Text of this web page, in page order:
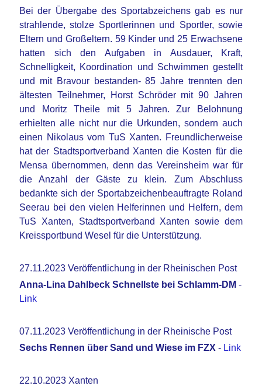
Bei der Übergabe des Sportabzeichens gab es nur
strahlende, stolze Sportlerinnen und Sportler, sowie
Eltern und Großeltern. 59 Kinder und 25 Erwachsene
hatten sich den Aufgaben in Ausdauer, Kraft,
Schnelligkeit, Koordination und Schwimmen gestellt
und mit Bravour bestanden- 85 Jahre trennten den
ältesten Teilnehmer, Horst Schröder mit 90 Jahren
und Moritz Theile mit 5 Jahren. Zur Belohnung
erhielten alle nicht nur die Urkunden, sondern auch
einen Nikolaus vom TuS Xanten. Freundlicherweise
hat der Stadtsportverband Xanten die Kosten für die
Mensa übernommen, denn das Vereinsheim war für
die Anzahl der Gäste zu klein. Zum Abschluss
bedankte sich der Sportabzeichenbeauftragte Roland
Seerau bei den vielen Helferinnen und Helfern, dem
TuS Xanten, Stadtsportverband Xanten sowie dem
Kreissportbund Wesel für die Unterstützung.
27.11.2023 Veröffentlichung in der Rheinischen Post
Anna-Lina Dahlbeck Schnellste bei Schlamm-DM -
Link
07.11.2023 Veröffentlichung in der Rheinische Post
Sechs Rennen über Sand und Wiese im FZX - Link
22.10.2023 Xanten